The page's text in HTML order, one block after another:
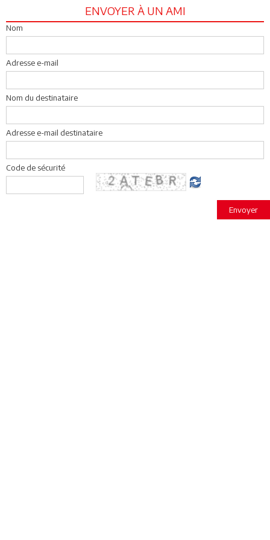
ENVOYER À UN AMI
Nom
Adresse e-mail
Nom du destinataire
Adresse e-mail destinataire
Code de sécurité
Envoyer